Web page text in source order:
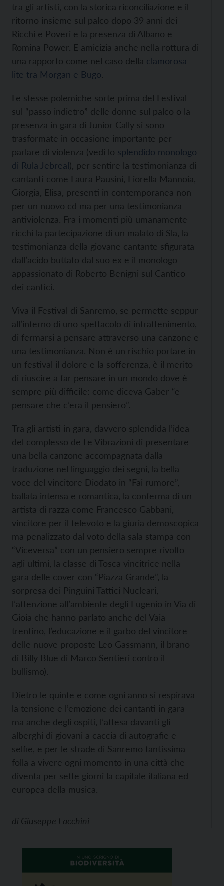
tra gli artisti, con la storica riconciliazione e il
ritorno insieme sul palco dopo 39 anni dei
Ricchi e Poveri e la presenza di Albano e
Romina Power. E amicizia anche nella rottura di
una rapporto come nel caso della clamorosa
lite tra Morgan e Bugo.
Le stesse polemiche sorte prima del Festival
sul “passo indietro” delle donne sul palco o la
presenza in gara di Junior Cally si sono
trasformate in occasione importante per
parlare di violenza (vedi lo splendido monologo
di Rula Jebreal), per sentire la testimonianza di
cantanti come Laura Pausini, Fiorella Mannoia,
Giorgia, Elisa, presenti in contemporanea non
per un nuovo cd ma per una testimonianza
antiviolenza. Fra i momenti più umanamente
ricchi la partecipazione di un malato di Sla, la
testimonianza della giovane cantante sfigurata
dall’acido buttato dal suo ex e il monologo
appassionato di Roberto Benigni sul Cantico
dei cantici.
Viva il Festival di Sanremo, se permette seppur
all’interno di uno spettacolo di intrattenimento,
di fermarsi a pensare attraverso una canzone e
una testimonianza. Non è un rischio portare in
un festival il dolore e la sofferenza, è il merito
di riuscire a far pensare in un mondo dove è
sempre più difficile: come diceva Gaber “e
pensare che c’era il pensiero”.
Tra gli artisti in gara, davvero splendida l’idea
del complesso de Le Vibrazioni di presentare
una bella canzone accompagnata dalla
traduzione nel linguaggio dei segni, la bella
voce del vincitore Diodato in “Fai rumore”,
ballata intensa e romantica, la conferma di un
artista di razza come Francesco Gabbani,
vincitore per il televoto e la giuria demoscopica
ma penalizzato dal voto della sala stampa con
“Viceversa” con un pensiero sempre rivolto
agli ultimi, la classe di Tosca vincitrice nella
gara delle cover con “Piazza Grande”, la
sorpresa dei Pinguini Tattici Nucleari,
l’attenzione all’ambiente degli Eugenio in Via di
Gioia che hanno parlato anche del Vaia
trentino, l’educazione e il garbo del vincitore
delle nuove proposte Leo Gassmann, il brano
di Billy Blue di Marco Sentieri contro il
bullismo).
Dietro le quinte e come ogni anno si respirava
la tensione e l’emozione dei cantanti in gara
ma anche degli ospiti, l’attesa davanti gli
alberghi di giovani a caccia di autografie e
selfie, e per le strade di Sanremo tantissima
folla a vivere ogni momento in una città che
diventa per sette giorni la capitale italiana ed
europea della musica.
di Giuseppe Facchini